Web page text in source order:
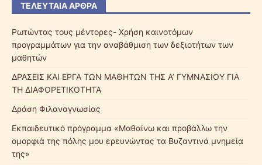
ΤΕΛΕΥΤΑΊΑ ΆΡΘΡΑ
Ρωτώντας τους μέντορες- Χρήση καινοτόμων
προγραμμάτων για την αναβάθμιση των δεξιοτήτων των
μαθητών
ΔΡΑΣΕΙΣ ΚΑΙ ΕΡΓΑ ΤΩΝ ΜΑΘΗΤΩΝ ΤΗΣ Α’ ΓΥΜΝΑΣΙΟΥ ΓΙΑ
ΤΗ ΔΙΑΦΟΡΕΤΙΚΟΤΗΤΑ
Δράση Φιλαναγνωσίας
Εκπαιδευτικό πρόγραμμα «Μαθαίνω και προβάλλω την
ομορφιά της πόλης μου ερευνώντας τα Βυζαντινά μνημεία
της»